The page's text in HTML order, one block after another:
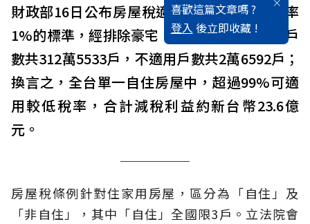
喜歡這篇文章嗎 ?
登入 後立即收藏 !
財政部16日公布房屋稅適用單一自住優惠稅率
1%的標準，經排除豪宅，預估將享優惠稅率戶
數共312萬5533戶，不適用戶數共2萬6592戶；
換言之，全台單一自住房屋中，超過99%可適
用較低稅率，合計減稅利益約新台幣23.6億
元。
房屋稅條例針對住家用房屋，區分為「自住」及
「非自住」，其中「自住」全國限3戶。立法院會